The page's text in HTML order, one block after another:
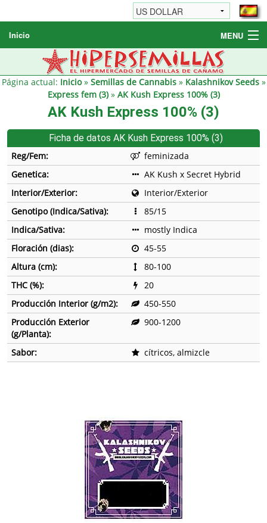
Inicio MENU
Semillas de cannabis
Otros productos
Informaciónes / FAQ
Página actual: Inicio» Semillas de Cannabis» Kalashnikov Seeds»
Express fem (3)» AK Kush Express 100% (3)
AK Kush Express 100% (3)
Ficha de datos AK Kush Express 100% (3)
Reg/Fem:
feminizada
Genetica:
AK Kush x Secret Hybrid
Interior/Exterior:
Interior/Exterior
Genotipo (Indica/Sativa):
85/15
Indica/Sativa:
mostly Indica
Floración (dias):
45-55
Altura (cm):
80-100
THC (%):
20
Producción Interior (g/m2):
450-550
Producción Exterior
(g/Planta):
900-1200
Sabor: cítricos, almizcle